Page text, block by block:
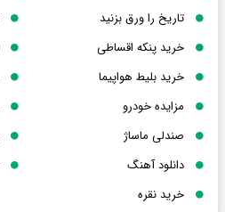
تاریخ را ورق بزنید
خرید پنکه اقساطی
خرید بلیط هواپیما
مزایده خودرو
صندلی ماساژ
دانلود آهنگ
خرید نقره